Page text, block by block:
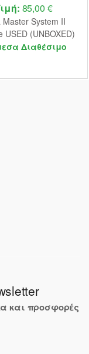
85,00 €
Master System II
USED (UNBOXED)
Pre-Installed with
Διαθέσιμο
και προσφορές